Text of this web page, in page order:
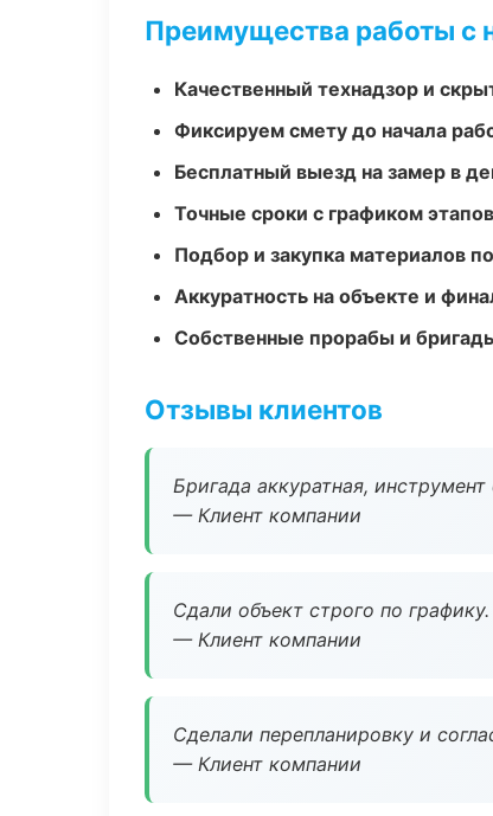
Преимущества работы с
Качественный технадзор и
Фиксируем смету до начала
Бесплатный выезд на замер в
Точные сроки с графиком
Подбор и закупка материалов
Аккуратность на объекте и
Собственные прорабы и
Отзывы клиентов
Бригада аккуратная,
— Клиент компании
Сдали объект строго по
— Клиент компании
Сделали перепланировку и
— Клиент компании